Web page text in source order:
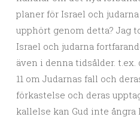
planer för Israel och
upphört genom detta? Jag
Israel och judarna
även i denna tidsålder.
11 om Judarnas fall och
förkastelse och deras
kallelse kan Gud inte ångra